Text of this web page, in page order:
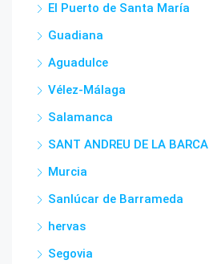
El Puerto de Santa María
Guadiana
Aguadulce
Vélez-Málaga
Salamanca
SANT ANDREU DE LA BARCA
Murcia
Sanlúcar de Barrameda
hervas
Segovia